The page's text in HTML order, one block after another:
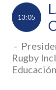
13:05
-
Rugby